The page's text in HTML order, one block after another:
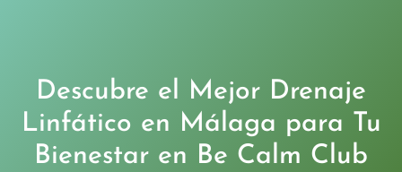
Descubre el Mejor Drenaje
Linfático en Málaga para Tu
Bienestar en Be Calm Club